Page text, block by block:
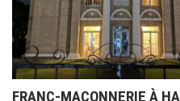
FRANC-MAÇONNERIE À